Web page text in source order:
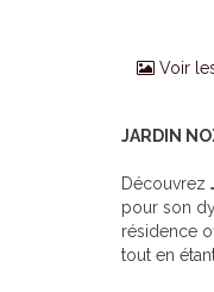
Voir
JARDIN
Découvrez
pour son
résidence
tout en